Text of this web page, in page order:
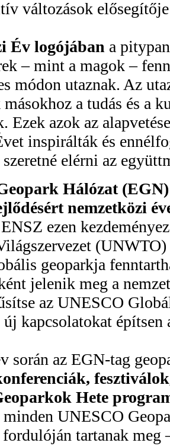
változások
Év logójában a
– mint a magok –
módon utaznak. Az
a tudás és a
Ezek azok az
inspirálták és
elérni az
Hálózat (EGN)
nemzetközi
ezen
geoparkja
jelenik meg a
az UNESCO
új kapcsolatokat
során az EGN-tag
Hete
UNESCO
tartanak meg